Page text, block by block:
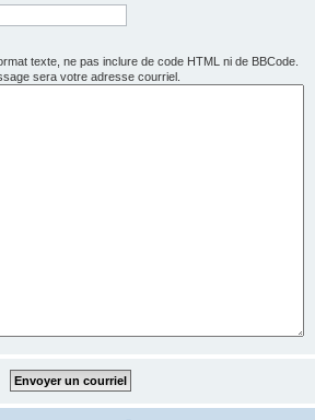
texte, ne pas inclure de code HTML ni de BBCode.
sera votre adresse courriel.